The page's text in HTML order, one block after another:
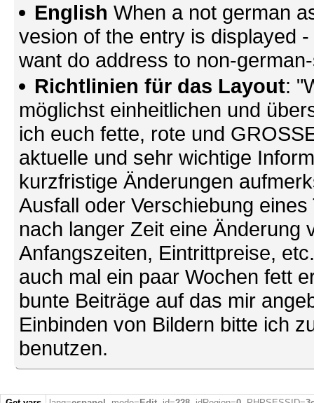
English When a not german
vesion of the entry is displayed
want do address to non-
Richtlinien für das Layout:
möglichst einheitlichen und
ich euch fette, rote und
aktuelle und sehr wichtige
kurzfristige Änderungen
Ausfall oder Verschiebung
nach langer Zeit eine Änderung
Anfangszeiten, Eintrittpreise,
auch mal ein paar Wochen fett
bunte Beiträge auf das mir
Einbinden von Bildern bitte ich
benutzen.